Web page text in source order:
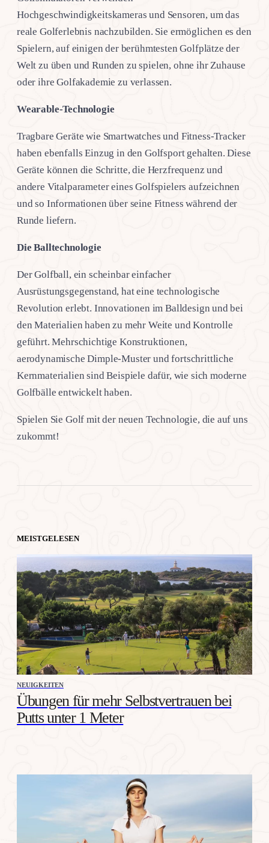
Hochgeschwindigkeitskameras und Sensoren, um das
reale Golferlebnis nachzubilden. Sie ermöglichen es den
Spielern, auf einigen der berühmtesten Golfplätze der
Welt zu üben und Runden zu spielen, ohne ihr Zuhause
oder ihre Golfakademie zu verlassen.
Wearable-Technologie
Tragbare Geräte wie Smartwatches und Fitness-Tracker
haben ebenfalls Einzug in den Golfsport gehalten. Diese
Geräte können die Schritte, die Herzfrequenz und
andere Vitalparameter eines Golfspielers aufzeichnen
und so Informationen über seine Fitness während der
Runde liefern.
Die Balltechnologie
Der Golfball, ein scheinbar einfacher
Ausrüstungsgegenstand, hat eine technologische
Revolution erlebt. Innovationen im Balldesign und bei
den Materialien haben zu mehr Weite und Kontrolle
geführt. Mehrschichtige Konstruktionen,
aerodynamische Dimple-Muster und fortschrittliche
Kernmaterialien sind Beispiele dafür, wie sich moderne
Golfbälle entwickelt haben.
Spielen Sie Golf mit der neuen Technologie, die auf uns
zukommt!
MEISTGELESEN
NEUIGKEITEN
Übungen für mehr Selbstvertrauen bei
Putts unter 1 Meter